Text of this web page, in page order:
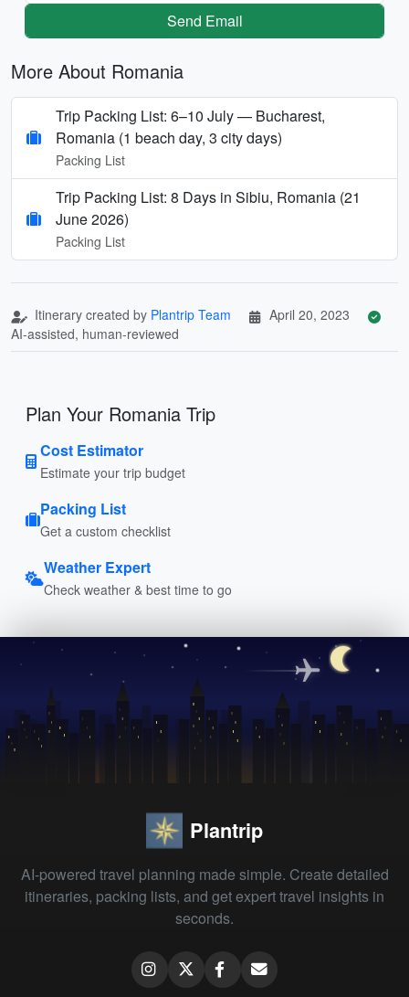
Send Email
More About Romania
Trip Packing List: 6–10 July — Bucharest,
Romania (1 beach day, 3 city days)
Packing List
Trip Packing List: 8 Days in Sibiu, Romania (21
June 2026)
Packing List
Itinerary created by Plantrip Team
April 20, 2023
AI-assisted, human-reviewed
Plan Your Romania Trip
Cost Estimator
Estimate your trip budget
Packing List
Get a custom checklist
Weather Expert
Check weather & best time to go
Plantrip
AI-powered travel planning made simple. Create detailed
itineraries, packing lists, and get expert travel insights in
seconds.